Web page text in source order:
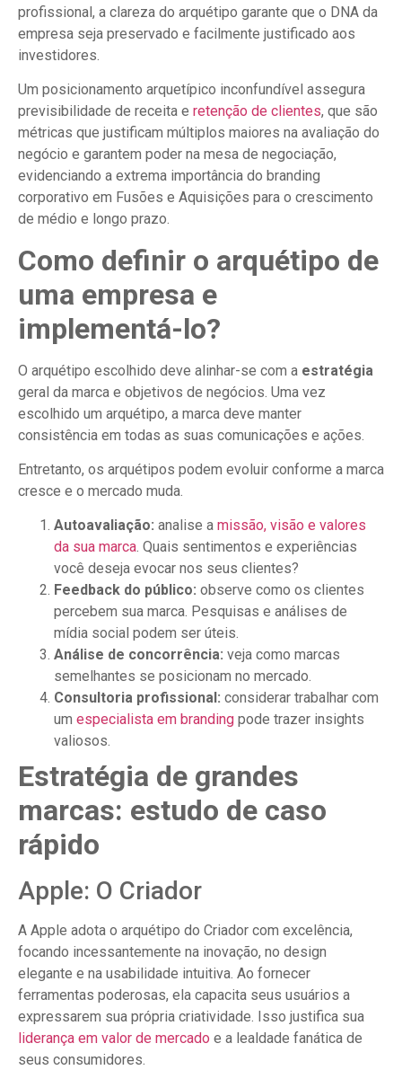
profissional, a clareza do arquétipo garante que o DNA da
empresa seja preservado e facilmente justificado aos
investidores.
Um posicionamento arquetípico inconfundível assegura
previsibilidade de receita e retenção de clientes, que são
métricas que justificam múltiplos maiores na avaliação do
negócio e garantem poder na mesa de negociação,
evidenciando a extrema importância do branding
corporativo em Fusões e Aquisições para o crescimento
de médio e longo prazo.
Como definir o arquétipo de
uma empresa e
implementá-lo?
O arquétipo escolhido deve alinhar-se com a estratégia
geral da marca e objetivos de negócios. Uma vez
escolhido um arquétipo, a marca deve manter
consistência em todas as suas comunicações e ações.
Entretanto, os arquétipos podem evoluir conforme a marca
cresce e o mercado muda.
Autoavaliação: analise a missão, visão e valores
da sua marca. Quais sentimentos e experiências
você deseja evocar nos seus clientes?
Feedback do público: observe como os clientes
percebem sua marca. Pesquisas e análises de
mídia social podem ser úteis.
Análise de concorrência: veja como marcas
semelhantes se posicionam no mercado.
Consultoria profissional: considerar trabalhar com
um especialista em branding pode trazer insights
valiosos.
Estratégia de grandes
marcas: estudo de caso
rápido
Apple: O Criador
A Apple adota o arquétipo do Criador com excelência,
focando incessantemente na inovação, no design
elegante e na usabilidade intuitiva. Ao fornecer
ferramentas poderosas, ela capacita seus usuários a
expressarem sua própria criatividade. Isso justifica sua
liderança em valor de mercado e a lealdade fanática de
seus consumidores.